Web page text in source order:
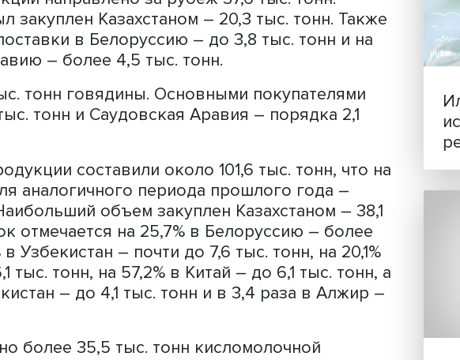
субпродуктов птицы составил порядка
импортер – Китай, туда отгружено почти 42,2
Аравию отправлено свыше 18,5 тыс.
на 27,4% Казахстан – более 25,6 тыс. тонн, в 3,4
тонн, в 1,8 раза Бенин – более 6 тыс. тонн и
тыс. тонн, на 32% Конго – до 4 тыс. тонн, в
тыс. тонн, в 1,8 раза Гвинея – до 1,6 тыс. тонн и
1,3 тыс. тонн.
направлено за рубеж 37,6 тыс. тонн.
закуплен Казахстаном – 20,3 тыс. тонн.
поставки в Белоруссию – до 3,8 тыс. тонн и на
Аравию – более 4,5 тыс. тонн.
тыс. тонн и Саудовская Аравия – порядка 2,1